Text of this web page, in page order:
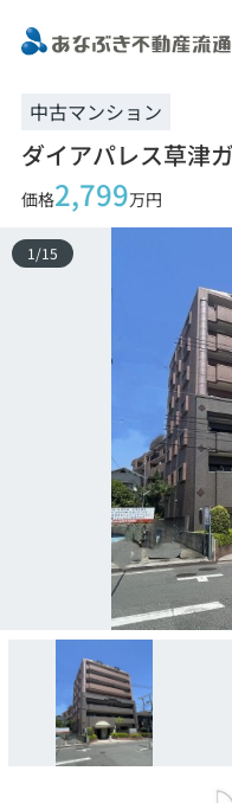
中古マンション
ダイアパレス草津
価格2,799万円
1 /15